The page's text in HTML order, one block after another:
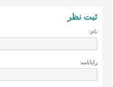
ثبت نظر
نام:
رایانامه: